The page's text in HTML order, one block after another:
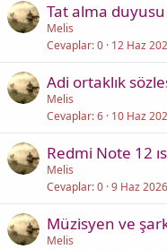
Tat alma
Melis
Cevaplar 0 12 Haz
Adi ortaklık
Melis
Cevaplar 6 10 Haz
Redmi Note 12
Melis
Cevaplar 0 9 Haz 2026
Müzisyen ve
Melis